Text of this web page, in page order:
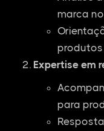
marca
Expertise em
para